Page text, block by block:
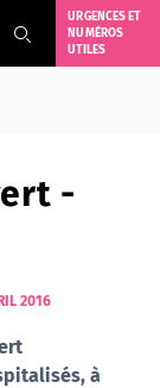
URGENCES ET
NUMÉROS
UTILES
-
2016
à